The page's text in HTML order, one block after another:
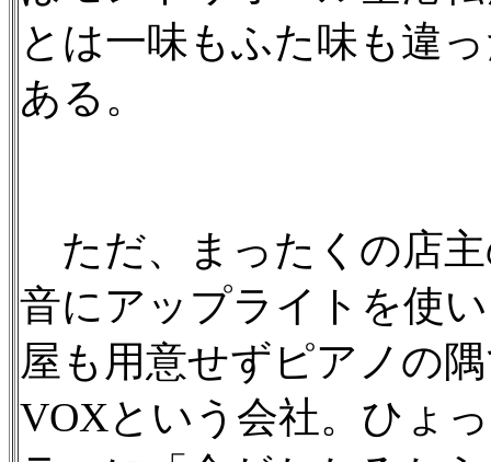
とは一味もふた味も違
ある。
ただ、まったくの店
音にアップライトを使
屋も用意せずピアノの
VOXという会社。ひょ